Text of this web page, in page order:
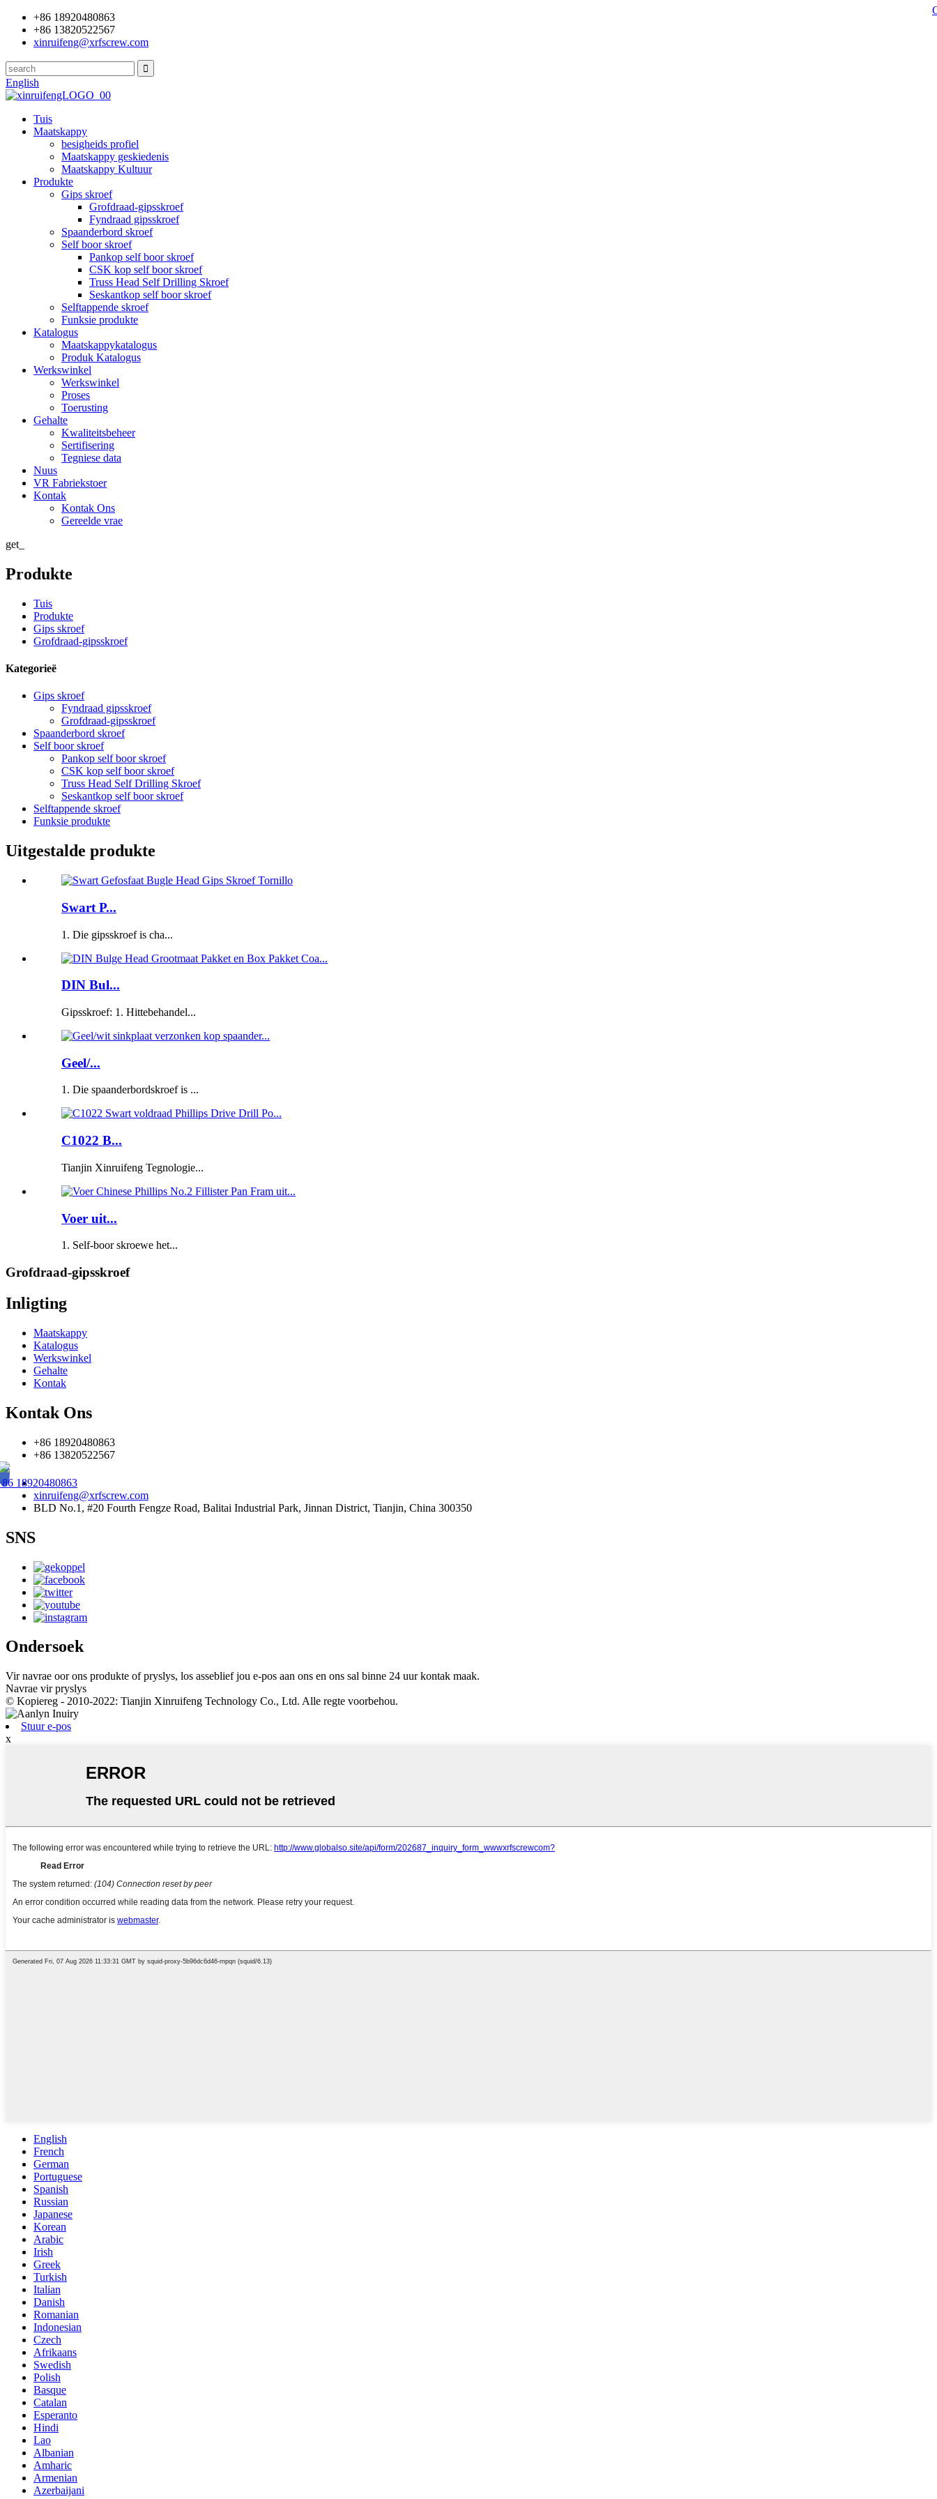
+86 18920480863
+86 13820522567
xinruifeng@xrfscrew.com
English
Tuis
Maatskappy
besigheids profiel
Maatskappy geskiedenis
Maatskappy Kultuur
Produkte
Gips skroef
Grofdraad-gipsskroef
Fyndraad gipsskroef
Spaanderbord skroef
Self boor skroef
Pankop self boor skroef
CSK kop self boor skroef
Truss Head Self Drilling Skroef
Seskantkop self boor skroef
Selftappende skroef
Funksie produkte
Katalogus
Maatskappykatalogus
Produk Katalogus
Werkswinkel
Werkswinkel
Proses
Toerusting
Gehalte
Kwaliteitsbeheer
Sertifisering
Tegniese data
Nuus
VR Fabriekstoer
Kontak
Kontak Ons
Gereelde vrae
get_
Produkte
Tuis
Produkte
Gips skroef
Grofdraad-gipsskroef
Kategorieë
Gips skroef
Fyndraad gipsskroef
Grofdraad-gipsskroef
Spaanderbord skroef
Self boor skroef
Pankop self boor skroef
CSK kop self boor skroef
Truss Head Self Drilling Skroef
Seskantkop self boor skroef
Selftappende skroef
Funksie produkte
Uitgestalde produkte
Swart P...
1. Die gipsskroef is cha...
DIN Bul...
Gipsskroef: 1. Hittebehandel...
Geel/...
1. Die spaanderbordskroef is ...
C1022 B...
Tianjin Xinruifeng Tegnologie...
Voer uit...
1. Self-boor skroewe het...
Grofdraad-gipsskroef
Inligting
Maatskappy
Katalogus
Werkswinkel
Gehalte
Kontak
Kontak Ons
+86 18920480863
+86 13820522567
18920480863
xinruifeng@xrfscrew.com
BLD No.1, #20 Fourth Fengze Road, Balitai Industrial Park, Jinnan District, Tianjin, China 300350
SNS
Ondersoek
Vir navrae oor ons produkte of pryslys, los asseblief jou e-pos aan ons en ons sal binne 24 uur kontak maak.
Navrae vir pryslys
© Kopiereg - 2010-2022: Tianjin Xinruifeng Technology Co., Ltd. Alle regte voorbehou.
Stuur e-pos
x
English
French
German
Portuguese
Spanish
Russian
Japanese
Korean
Arabic
Irish
Greek
Turkish
Italian
Danish
Romanian
Indonesian
Czech
Afrikaans
Swedish
Polish
Basque
Catalan
Esperanto
Hindi
Lao
Albanian
Amharic
Armenian
Azerbaijani